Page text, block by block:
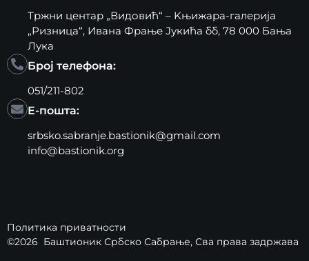
Тржни центар „Видовић“ – Kњижара-галерија
„Ризница“, Ивана Фрање Јукића бб, 78 000 Бања
Лука
Број телефона:
051/211-802
Е-пошта:
srbsko.sabranje.bastionik@gmail.com
info@bastionik.org
Политика приватности
©2026 Баштионик Србско Сабрање, Сва права задржава